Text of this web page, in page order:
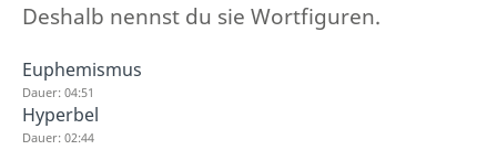
Deshalb nennst du sie Wortfiguren.
Euphemismus
Dauer: 04:51
Hyperbel
Dauer: 02:44